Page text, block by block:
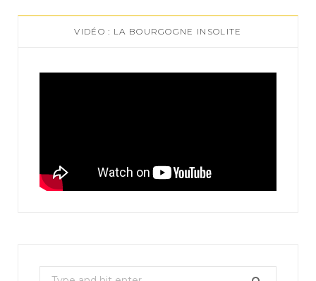
VIDÉO : LA BOURGOGNE INSOLITE